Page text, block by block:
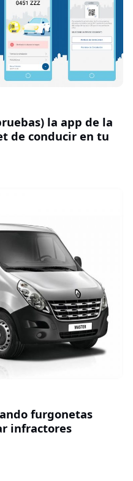
la app de la
de conducir en tu
furgonetas
infractores